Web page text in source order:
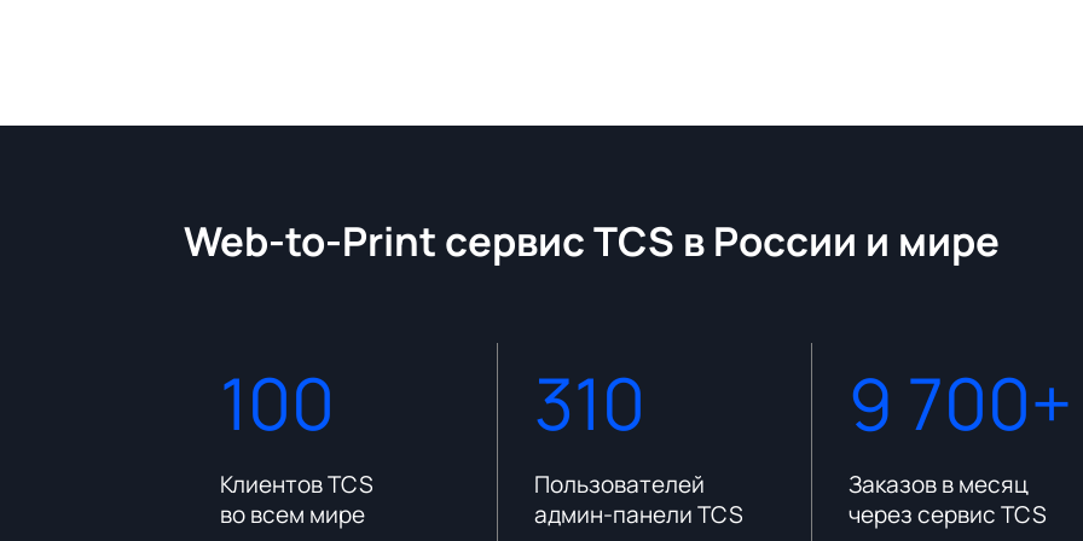
Web-to-Print сервис TCS в России и мире
100
Клиентов TCS
во всем мире
310
Пользователей
админ-панели TCS
9 700+
Заказов в месяц
через сервис TCS